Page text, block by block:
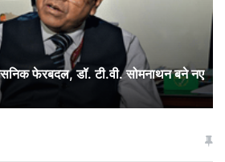
फेरबदल, डॉ. टी.वी. सोमनाथन बने नए